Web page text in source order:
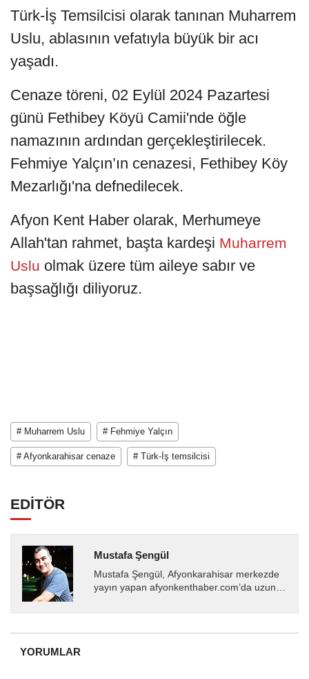
Türk-İş Temsilcisi olarak tanınan Muharrem
Uslu, ablasının vefatıyla büyük bir acı
yaşadı.
Cenaze töreni, 02 Eylül 2024 Pazartesi
günü Fethibey Köyü Camii'nde öğle
namazının ardından gerçekleştirilecek.
Fehmiye Yalçın’ın cenazesi, Fethibey Köy
Mezarlığı'na defnedilecek.
Afyon Kent Haber olarak, Merhumeye
Allah'tan rahmet, başta kardeşi Muharrem
Uslu olmak üzere tüm aileye sabır ve
başsağlığı diliyoruz.
# Muharrem Uslu # Fehmiye Yalçın
# Afyonkarahisar cenaze # Türk-İş temsilcisi
EDİTÖR
Mustafa Şengül
Mustafa Şengül, Afyonkarahisar merkezde
yayın yapan afyonkenthaber.com’da uzun
almakta, haber akışı...
YORUMLAR